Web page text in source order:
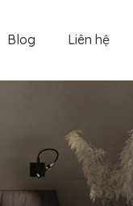
Blog Liên hệ